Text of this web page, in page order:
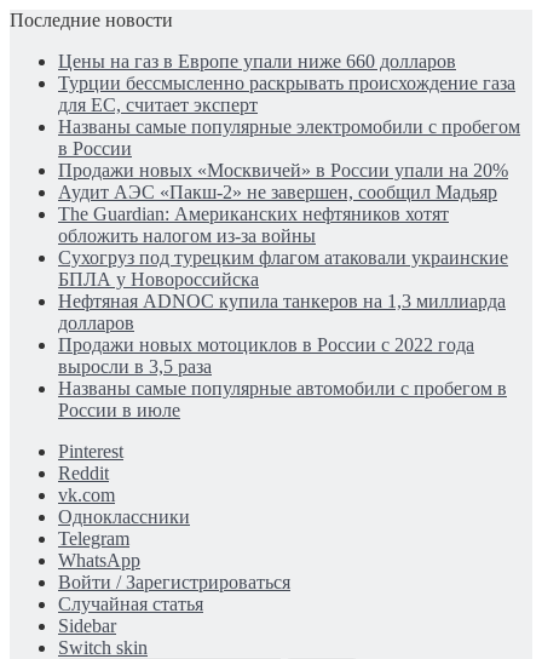
Последние новости
Цены на газ в Европе упали ниже 660 долларов
Турции бессмысленно раскрывать происхождение газа
для ЕС, считает эксперт
Названы самые популярные электромобили с пробегом
в России
Продажи новых «Москвичей» в России упали на 20%
Аудит АЭС «Пакш-2» не завершен, сообщил Мадьяр
The Guardian: Американских нефтяников хотят
обложить налогом из-за войны
Сухогруз под турецким флагом атаковали украинские
БПЛА у Новороссийска
Нефтяная ADNOC купила танкеров на 1,3 миллиарда
долларов
Продажи новых мотоциклов в России с 2022 года
выросли в 3,5 раза
Названы самые популярные автомобили с пробегом в
России в июле
Pinterest
Reddit
vk.com
Одноклассники
Telegram
WhatsApp
Войти / Зарегистрироваться
Случайная статья
Sidebar
Switch skin